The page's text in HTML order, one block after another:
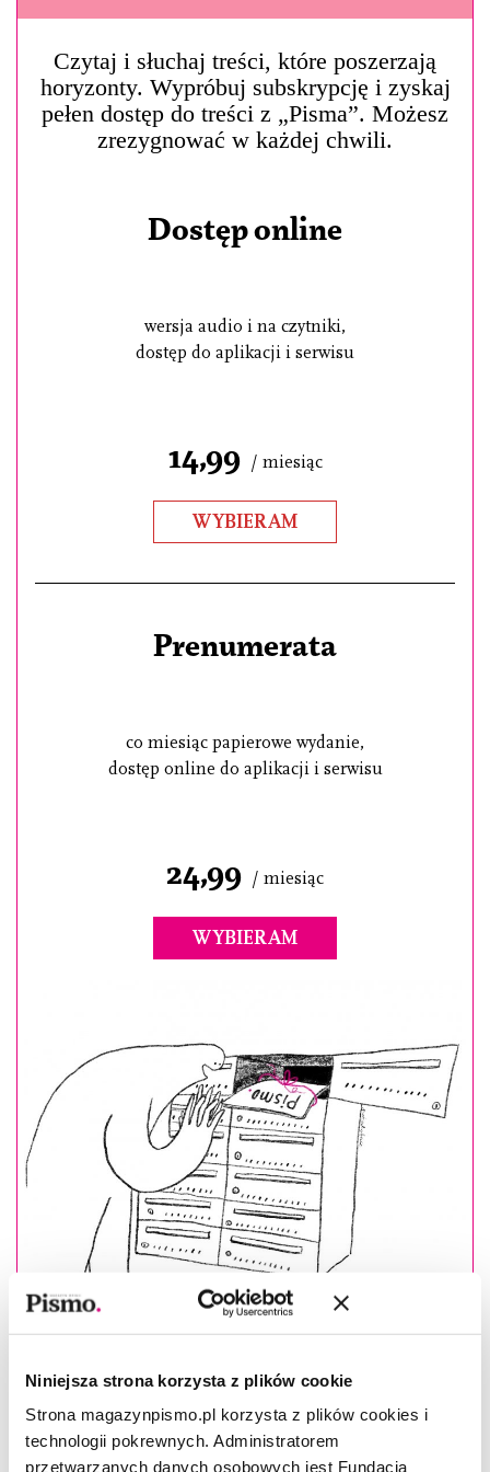
Niniejsza strona korzysta z plików cookie
Strona magazynpismo.pl korzysta z plików cookies i
technologii pokrewnych. Administratorem
przetwarzanych danych osobowych jest Fundacja
Czytaj i słuchaj treści, które poszerzają
horyzonty. Wypróbuj subskrypcję i zyskaj
pełen dostęp do treści z „Pisma”. Możesz
zrezygnować w każdej chwili.
Dostęp online
wersja audio i na czytniki,
dostęp do aplikacji i serwisu
14,99 / miesiąc
WYBIERAM
Prenumerata
co miesiąc papierowe wydanie,
dostęp online do aplikacji i serwisu
24,99 / miesiąc
WYBIERAM
Masz konto? Zaloguj się
Patrycja Bukalska